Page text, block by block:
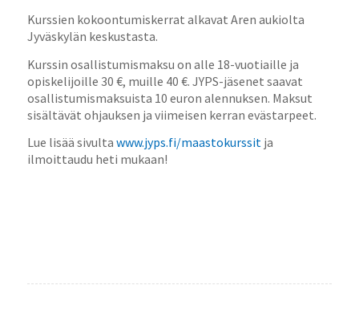
Kurssien kokoontumiskerrat alkavat Aren aukiolta
Jyväskylän keskustasta.
Kurssin osallistumismaksu on alle 18-vuotiaille ja
opiskelijoille 30 €, muille 40 €. JYPS-jäsenet saavat
osallistumismaksuista 10 euron alennuksen. Maksut
sisältävät ohjauksen ja viimeisen kerran evästarpeet.
Lue lisää sivulta www.jyps.fi/maastokurssitja
ilmoittaudu heti mukaan!